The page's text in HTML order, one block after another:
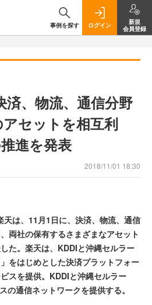
事例を探す ログイン
新規
会員登録
済、物流、通信分野
セットを相互利
進を発表
2018/11/01 18:30
は、11月1日に、決済、物流、通信
両社の保有するさまざまなアセット
た。楽天は、KDDIと沖縄セルラー
をはじめとした決済プラットフォー
スを提供。KDDIと沖縄セルラー
の通信ネットワークを提供する。